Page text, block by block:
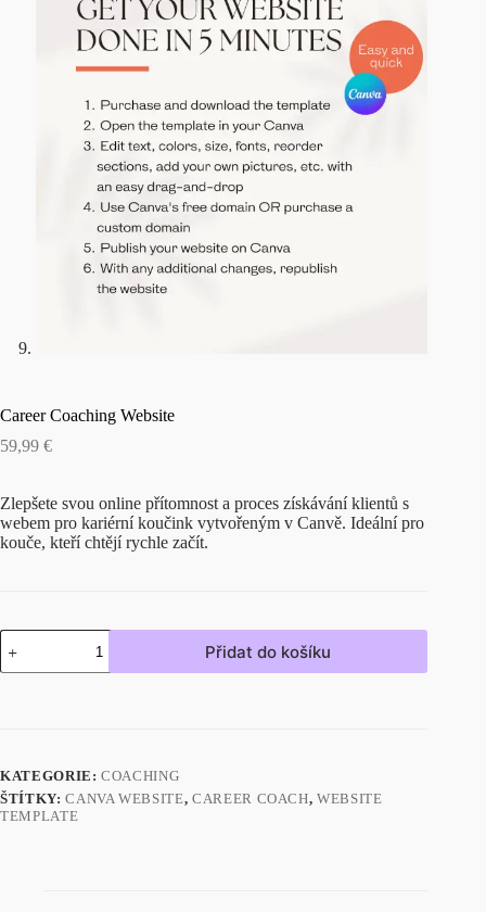
Career Coaching Website
59,99 €
Zlepšete svou online přítomnost a proces získávání klientů s
webem pro kariérní koučink vytvořeným v Canvě. Ideální pro
kouče, kteří chtějí rychle začít.
Přidat do košíku
KATEGORIE:COACHING
ŠTÍTKY:CANVA WEBSITE, CAREER COACH,WEBSITE
TEMPLATE